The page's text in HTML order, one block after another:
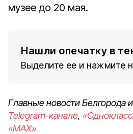
музее до 20 мая.
Нашли опечатку в
Выделите ее и нажмите
Главные новости Белгорода
Telegram-канале,
«MAX»